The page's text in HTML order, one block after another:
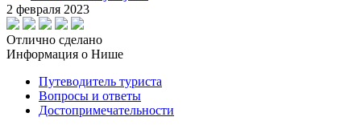
2 февраля 2023
Отлично сделано
Информация о Нише
Путеводитель туриста
Вопросы и ответы
Достопримечательности